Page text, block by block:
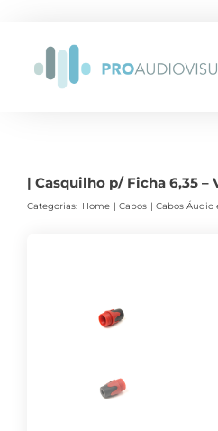
content
| Casquilho p/ Ficha 6,35 –
Categorias: Home Cabos Cabos Áudio